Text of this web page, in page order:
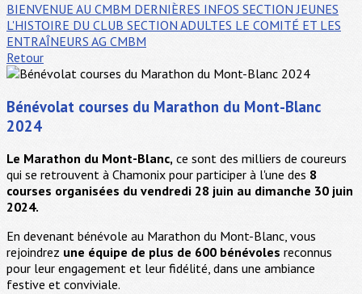
BIENVENUE AU CMBM DERNIÈRES INFOS SECTION JEUNES
L'HISTOIRE DU CLUB SECTION ADULTES LE COMITÉ ET LES
ENTRAÎNEURS AG CMBM
Retour
Bénévolat courses du Marathon du Mont-Blanc
2024
Le Marathon du Mont-Blanc, ce sont des milliers de coureurs
qui se retrouvent à Chamonix pour participer à l'une des 8
courses organisées du vendredi 28 juin au dimanche 30 juin
2024.
En devenant bénévole au Marathon du Mont-Blanc, vous
rejoindrez une équipe de plus de 600 bénévoles reconnus
pour leur engagement et leur fidélité, dans une ambiance
festive et conviviale.